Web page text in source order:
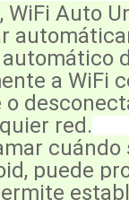
Auto
a WiFi
red.
cuándo
puede